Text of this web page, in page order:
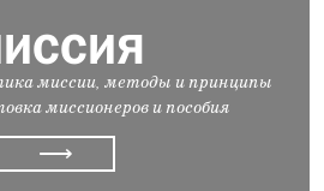
миссии, методы и принципы
миссионеров и пособия
⟶